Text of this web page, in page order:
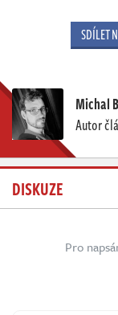
SDÍLET
Michal
Autor
DISKUZE
Pro